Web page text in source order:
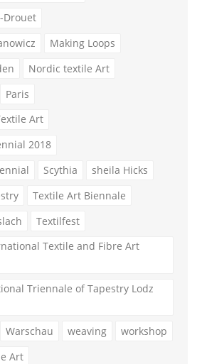
Drouet
Making Loops
Nordic textile Art
Paris
Art
2018
Scythia
sheila Hicks
Textile Art Biennale
Textilfest
Textile and Fibre Art
Triennale of Tapestry Lodz
Warschau weaving
workshop
Art